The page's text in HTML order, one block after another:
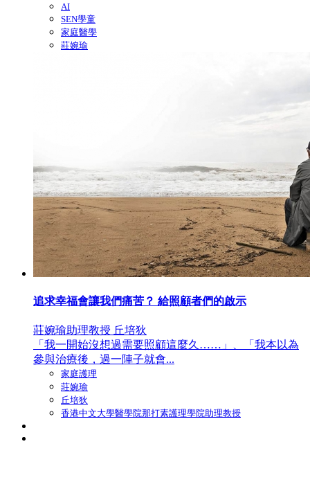
AI
SEN學童
家庭醫學
莊婉瑜
追求幸福會讓我們痛苦？ 給照顧者們的啟示
莊婉瑜助理教授 丘培狄
「我一開始沒想過需要照顧這麼久……」、「我本以為
參與治療後，過一陣子就會...
家庭護理
莊婉瑜
丘培狄
香港中文大學醫學院那打素護理學院助理教授